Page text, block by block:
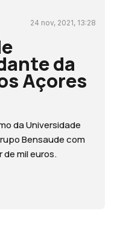
24 nov, 2021, 13:28
da
Açores
da Universidade
Bensaude com
de mil euros.